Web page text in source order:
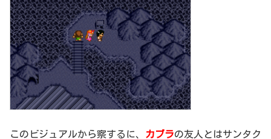
このビジュアルから察するに、 カブラの友人とはサンタク